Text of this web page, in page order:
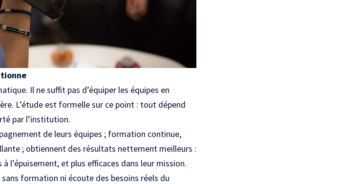
Il ne suffit pas d’équiper les équipes en
L’étude est formelle sur ce point : tout dépend
par l’institution.
de leurs équipes ; formation continue,
; obtiennent des résultats nettement meilleurs :
l’épuisement, et plus efficaces dans leur mission.
formation ni écoute des besoins réels du